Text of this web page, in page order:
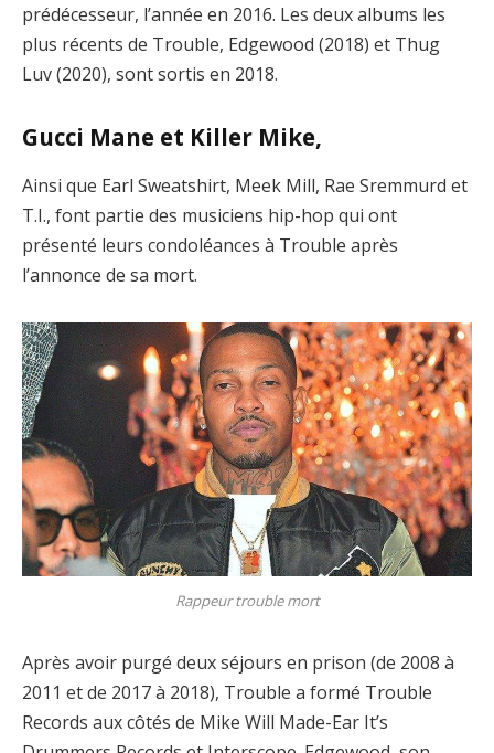
prédécesseur, l’année en 2016. Les deux albums les
plus récents de Trouble, Edgewood (2018) et Thug
Luv (2020), sont sortis en 2018.
Gucci Mane et Killer Mike,
Ainsi que Earl Sweatshirt, Meek Mill, Rae Sremmurd et
T.I., font partie des musiciens hip-hop qui ont
présenté leurs condoléances à Trouble après
l’annonce de sa mort.
Rappeur trouble mort
Après avoir purgé deux séjours en prison (de 2008 à
2011 et de 2017 à 2018), Trouble a formé Trouble
Records aux côtés de Mike Will Made-Ear It’s